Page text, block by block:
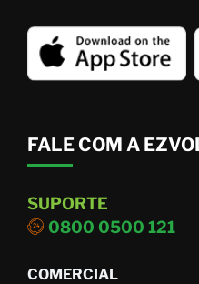
FALE COM A
SUPORTE
0800 0500 121
COMERCIAL